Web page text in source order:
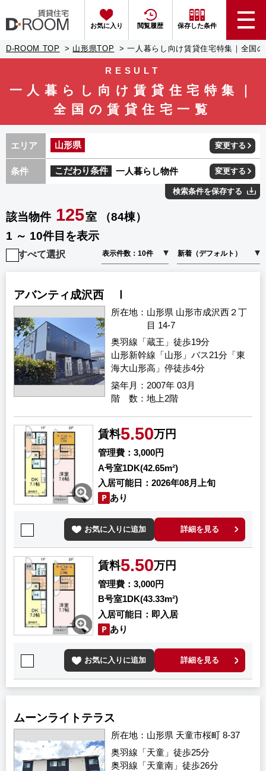
お気に入り 閲覧履歴 保存した条件
D-ROOM TOP 山形県TOP 一人暮らし向け賃貸住宅特集｜全国
RESULT
一人暮らし向け賃貸住宅特集｜
全国の賃貸住宅一覧
エリア 山形県 変更する
条件 こだわり条件 一人暮らし物件 変更する
検索条件を保存する
該当物件 125室 （84棟）
1 ～ 10件目を表示
すべて選択
アバンティ成沢西 Ⅰ
所在地
山形県 山形市成沢西２丁
目 14-7
築年月 2007年 03月
奥羽線「蔵王」徒歩19分
山形新幹線「山形」バス21分「東
海大山形高」停徒歩4分
階 数 地上2階
賃料5.50万円
管理費
3,000円
A号室1DK(42.65m²)
入居可能日
2026年08月上旬
あり
お気に入りに追加 詳細を見る
賃料5.50万円
管理費
3,000円
B号室1DK(43.33m²)
入居可能日
即入居
あり
お気に入りに追加 詳細を見る
ムーンライトテラス
所在地 山形県 天童市桜町 8-37
奥羽線「天童」徒歩25分
奥羽線「天童南」徒歩26分